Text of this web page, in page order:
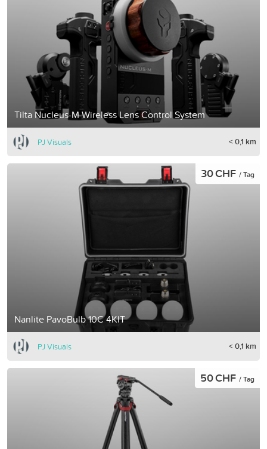
Tilta Nucleus-M Wireless Lens Control System
PJ Visuals < 0,1 km
Nanlite PavoBulb 10C 4KIT
30 CHF / Tag
PJ Visuals < 0,1 km
50 CHF / Tag